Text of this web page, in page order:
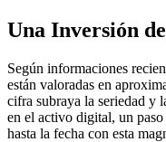
Una Inversión
Según informaciones
están valoradas en
cifra subraya la seriedad y
en el activo digital, un paso
hasta la fecha con esta